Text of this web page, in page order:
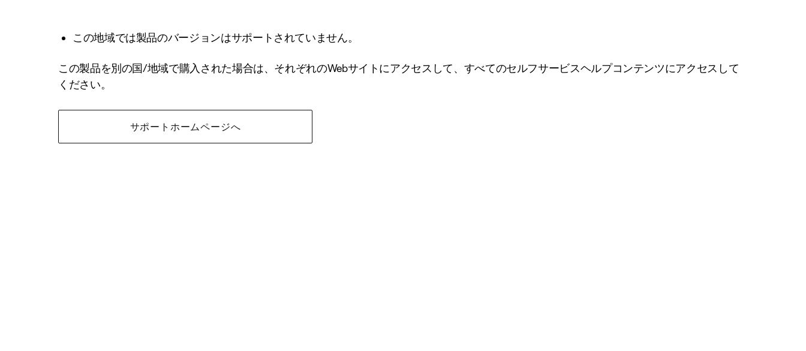
この地域では製品のバージョンはサポートされていません。
この製品を別の国/地域で購入された場合は、それぞれのWebサイトにアクセスして、すべてのセルフサービスヘルプコンテンツにアクセスして
ください。
サポートホームページへ